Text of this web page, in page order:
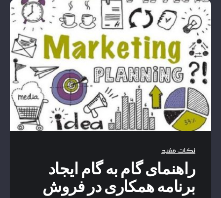
نکات مفید
راهنمای گام به گام ایجاد
برنامه همکاری در فروش